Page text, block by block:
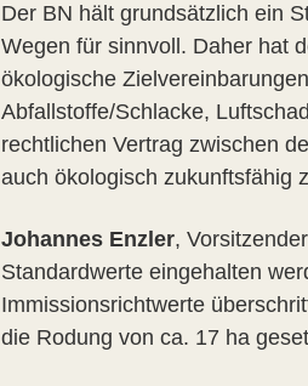
Der BN hält grundsätzlich ein
Wegen für sinnvoll. Daher hat
ökologische
Abfallstoffe/Schlacke,
rechtlichen Vertrag zwischen
auch ökologisch zukunftsfähig
Johannes Enzler,
Standardwerte eingehalten
Immissionsrichtwerte
die Rodung von ca. 17 ha